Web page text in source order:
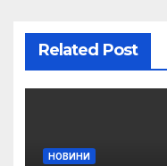
Related Post
НОВИНИ